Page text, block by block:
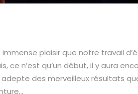
plaisir que notre travail
n’est qu’un début, il y aura
adepte des merveilleux résultats